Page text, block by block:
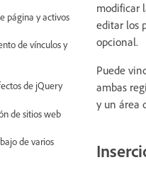
página y activos
de vínculos y
de jQuery
de sitios web
de varios
modificar
editar los
opcional.
Puede
ambas
y un área